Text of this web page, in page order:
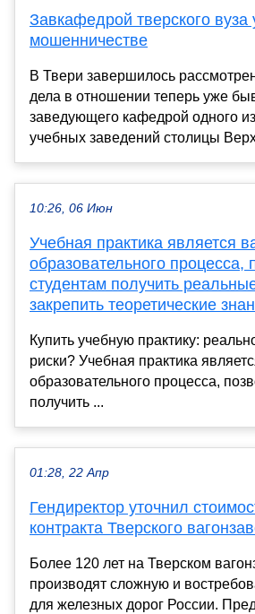
Завкафедрой тверского вуза
мошенничестве
В Твери завершилось
дела в отношении теперь уже
заведующего кафедрой одного
учебных заведений столицы
10:26, 06 Июн
Учебная практика является
образовательного процесса,
студентам получить
закрепить теоретические
Купить учебную практику:
риски? Учебная практика является важной частью
образовательного процесса,
получить ...
01:28, 22 Апр
Гендиректор уточнил
контракта Тверского
Более 120 лет на Тверском
производят сложную и
для железных дорог России.